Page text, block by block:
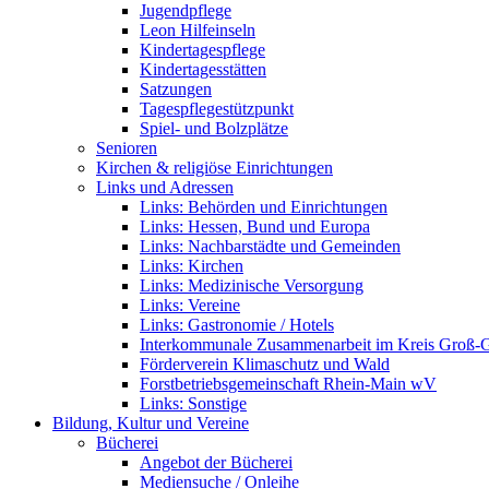
Jugendpflege
Leon Hilfeinseln
Kindertagespflege
Kindertagesstätten
Satzungen
Tagespflegestützpunkt
Spiel- und Bolzplätze
Senioren
Kirchen & religiöse Einrichtungen
Links und Adressen
Links: Behörden und Einrichtungen
Links: Hessen, Bund und Europa
Links: Nachbarstädte und Gemeinden
Links: Kirchen
Links: Medizinische Versorgung
Links: Vereine
Links: Gastronomie / Hotels
Interkommunale Zusammenarbeit im Kreis Groß-
Förderverein Klimaschutz und Wald
Forstbetriebsgemeinschaft Rhein-Main wV
Links: Sonstige
Bildung, Kultur und Vereine
Bücherei
Angebot der Bücherei
Mediensuche / Onleihe